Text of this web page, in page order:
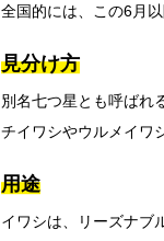
全国的には、この6月
見分け方
別名七つ星とも呼ばれ
チイワシやウルメイワ
用途
イワシは、リーズナブ